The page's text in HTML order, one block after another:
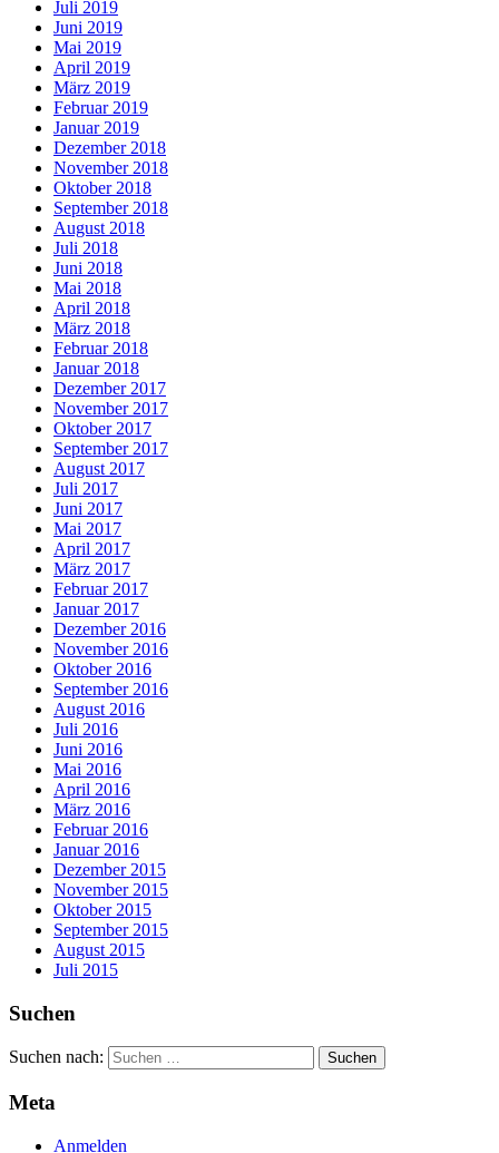
Juli 2019
Juni 2019
Mai 2019
April 2019
März 2019
Februar 2019
Januar 2019
Dezember 2018
November 2018
Oktober 2018
September 2018
August 2018
Juli 2018
Juni 2018
Mai 2018
April 2018
März 2018
Februar 2018
Januar 2018
Dezember 2017
November 2017
Oktober 2017
September 2017
August 2017
Juli 2017
Juni 2017
Mai 2017
April 2017
März 2017
Februar 2017
Januar 2017
Dezember 2016
November 2016
Oktober 2016
September 2016
August 2016
Juli 2016
Juni 2016
Mai 2016
April 2016
März 2016
Februar 2016
Januar 2016
Dezember 2015
November 2015
Oktober 2015
September 2015
August 2015
Juli 2015
Suchen
Suchen nach:
Meta
Anmelden